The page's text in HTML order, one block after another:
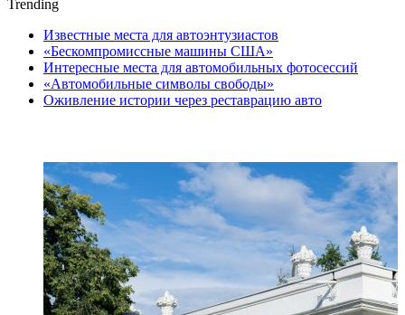
Trending
Известные места для автоэнтузиастов
«Бескомпромиссные машины США»
Интересные места для автомобильных фотосессий
«Автомобильные символы свободы»
Оживление истории через реставрацию авто